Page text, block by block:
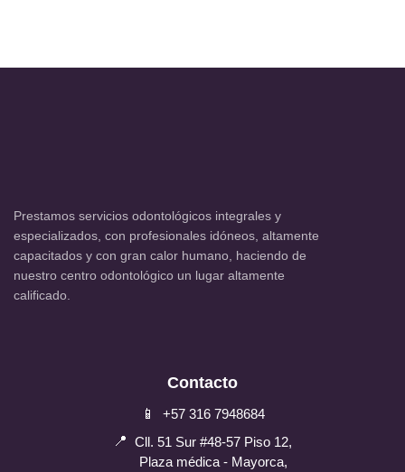
Prestamos servicios odontológicos integrales y
especializados, con profesionales idóneos, altamente
capacitados y con gran calor humano, haciendo de
nuestro centro odontológico un lugar altamente
calificado.
Contacto
📱
+57 316 7948684
📍 Cll. 51 Sur #48-57 Piso 12,
Plaza médica - Mayorca,